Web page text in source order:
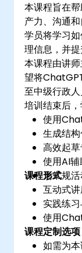
本课程旨在
产力、沟通
学员将学习
理信息，并提
本课程由讲
望将
至中级行政人
培训结束后，
使用
生成结构
高效起草
使用AI辅
为常规活
课程形式
互动式讲
实践练习
使用
课程定制选项
如需为